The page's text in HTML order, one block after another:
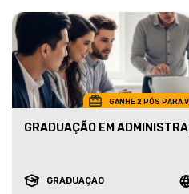
GANHE 2 PÓS PARA
GRADUAÇÃO EM
GRADUAÇÃO